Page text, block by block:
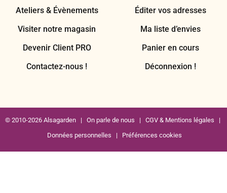
Ateliers & Évènements
Visiter notre magasin
Devenir Client PRO
Contactez-nous !
Éditer vos adresses
Ma liste d’envies
Panier en cours
Déconnexion !
© 2010-2026 Alsagarden | On parle de nous | CGV & Mentions légales |
Données personnelles | Préférences cookies